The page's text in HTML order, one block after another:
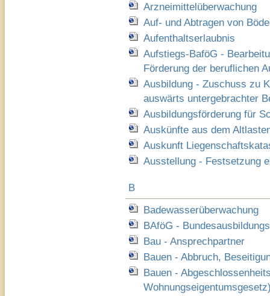
Arzneimittelüberwachung
Auf- und Abtragen von
Aufenthaltserlaubnis
Aufstiegs-BaföG -
Förderung der beruflichen
Ausbildung - Zuschuss zu
auswärts untergebrachter
Ausbildungsförderung für
Auskünfte aus dem
Auskunft
Ausstellung - Festsetzung
B
Badewasserüberwachung
BAföG -
Bau - Ansprechpartner
Bauen - Abbruch,
Bauen -